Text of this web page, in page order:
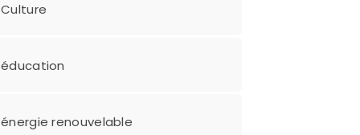
Culture
éducation
énergie renouvelable